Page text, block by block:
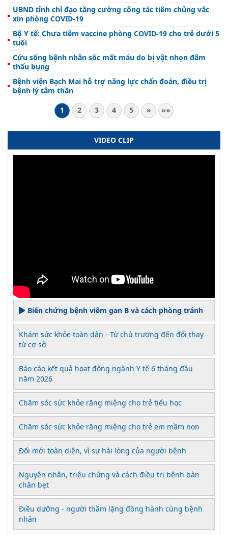
UBND tỉnh chỉ đạo tăng cường công tác tiêm chủng vắc
xin phòng COVID-19
Bộ Y tế: Chưa tiêm vaccine phòng COVID-19 cho trẻ dưới 5
tuổi
Cứu sống bệnh nhân sốc mất máu do bị vật nhọn đâm
thấu bụng
Bệnh viện Bạch Mai hỗ trợ năng lực chẩn đoán, điều trị
bệnh lý tâm thần
1
2 3 4 5 » »»
VIDEO CLIP
Biến chứng bệnh viêm gan B và cách phòng tránh
Khám sức khỏe toàn dân - Từ chủ trương đến đổi thay
từ cơ sở
Báo cáo kết quả hoạt động ngành Y tế 6 tháng đầu
năm 2026
Chăm sóc sức khỏe răng miệng cho trẻ tiểu học
Chăm sóc sức khỏe răng miệng cho trẻ em mầm non
Đổi mới toàn diện, vì sự hài lòng của người bệnh
Nguyên nhân, triệu chứng và cách điều trị bệnh bàn
chân bẹt
Điều dưỡng - người thầm lặng đồng hành cùng bệnh
nhân